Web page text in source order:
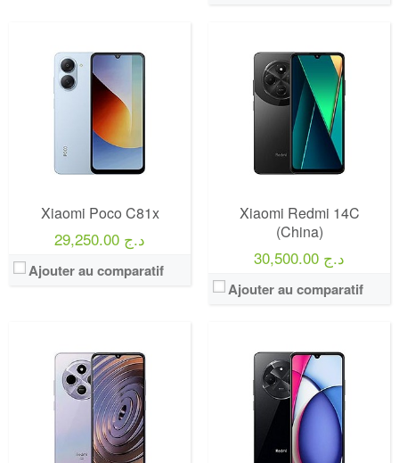
Xiaomi Poco C81x
29,250.00 د.ج
Ajouter au comparatif
Xiaomi Redmi 14C
(China)
30,500.00 د.ج
Ajouter au comparatif